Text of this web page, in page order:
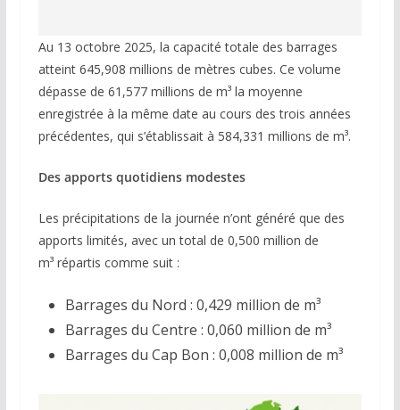
Au 13 octobre 2025, la capacité totale des barrages
atteint 645,908 millions de mètres cubes. Ce volume
dépasse de 61,577 millions de m³ la moyenne
enregistrée à la même date au cours des trois années
précédentes, qui s’établissait à 584,331 millions de m³.
Des apports quotidiens modestes
Les précipitations de la journée n’ont généré que des
apports limités, avec un total de 0,500 million de
m³ répartis comme suit :
Barrages du Nord : 0,429 million de m³
Barrages du Centre : 0,060 million de m³
Barrages du Cap Bon : 0,008 million de m³